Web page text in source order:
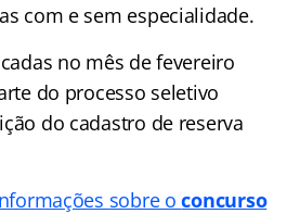
com e sem especialidade.
no mês de fevereiro
do processo seletivo
do cadastro de reserva
sobre oconcurso